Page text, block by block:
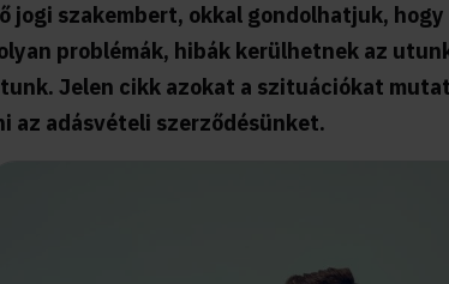
jogi szakembert, okkal gondolhatjuk,
problémák, hibák kerülhetnek az
Jelen cikk azokat a szituációkat
az adásvételi szerződésünket.